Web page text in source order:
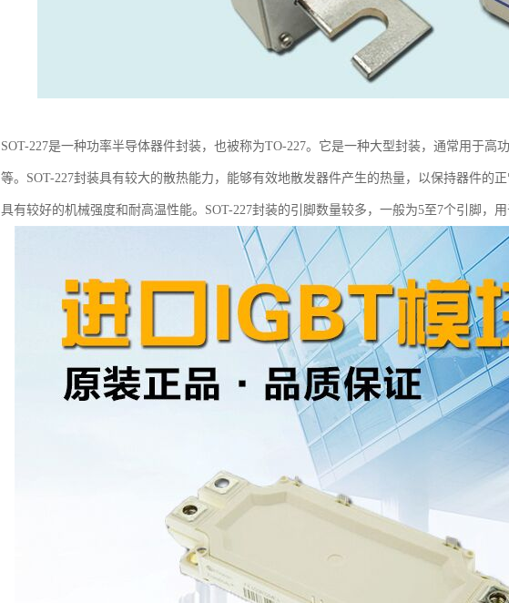
SOT-227是一种功率半导体器件封装，也被称为TO-227。它是一种大型封装，通常用于高
等。SOT-227封装具有较大的散热能力，能够有效地散发器件产生的热量，以保持器件的
具有较好的机械强度和耐高温性能。SOT-227封装的引脚数量较多，一般为5至7个引脚，